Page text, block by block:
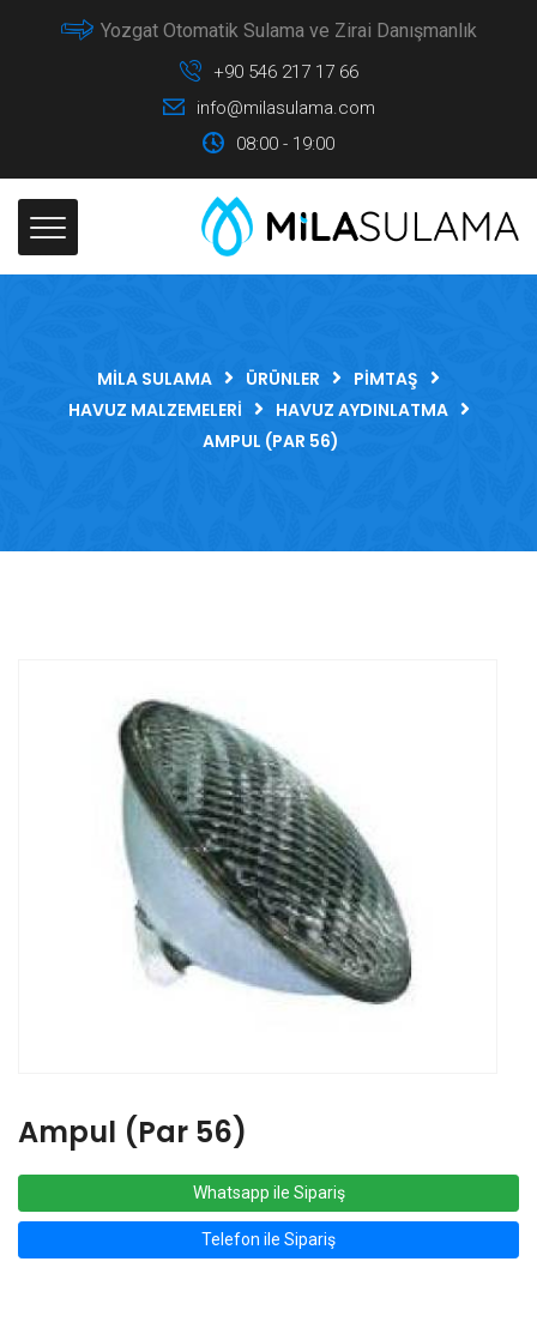
Yozgat Otomatik Sulama ve Zirai Danışmanlık
+90 546 217 17 66
info@milasulama.com
08:00 - 19:00
MILA SULAMA ÜRÜNLER
PIMTAŞ
HAVUZ MALZEMELERI
HAVUZ AYDINLATMA
AMPUL (PAR 56)
Ampul (Par 56)
Whatsapp ile Sipariş
Telefon ile Sipariş